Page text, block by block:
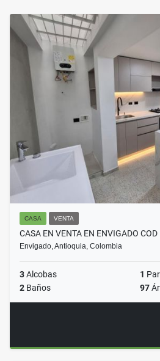
CASA VENTA
CASA EN VENTA EN ENVIGADO
Envigado, Antioquia, Colombia
3Alcobas 1
2 Baños 97